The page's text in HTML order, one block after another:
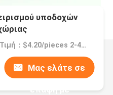
υποδοχών
Τιμή：$4.20/pieces 2-498 pieces
Μας ελάτε σε
επαφή με